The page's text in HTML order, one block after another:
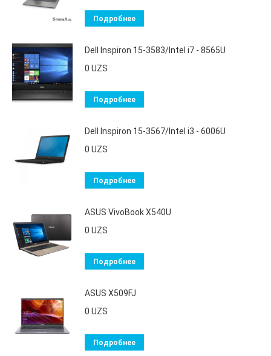
Подробнее
Dell Inspiron 15-3583/Intel i7 - 8565U
0 UZS
Подробнее
Dell Inspiron 15-3567/Intel i3 - 6006U
0 UZS
Подробнее
ASUS VivoBook X540U
0 UZS
Подробнее
ASUS X509FJ
0 UZS
Подробнее